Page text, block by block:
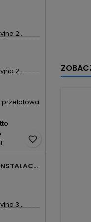
2...
2...
przelotowa
favorite_border
ZŁĄCZKA INSTALACYJNA 3X UNIWERSALNA COMPACT 221-413 WAGO
3...